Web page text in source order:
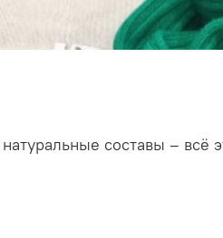
составы – всё